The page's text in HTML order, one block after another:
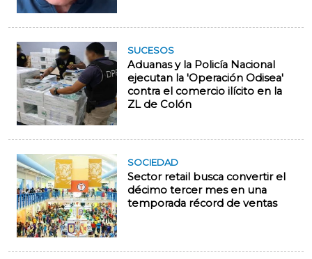
SUCESOS
Aduanas y la Policía Nacional
ejecutan la 'Operación Odisea'
contra el comercio ilícito en la
ZL de Colón
SOCIEDAD
Sector retail busca convertir el
décimo tercer mes en una
temporada récord de ventas